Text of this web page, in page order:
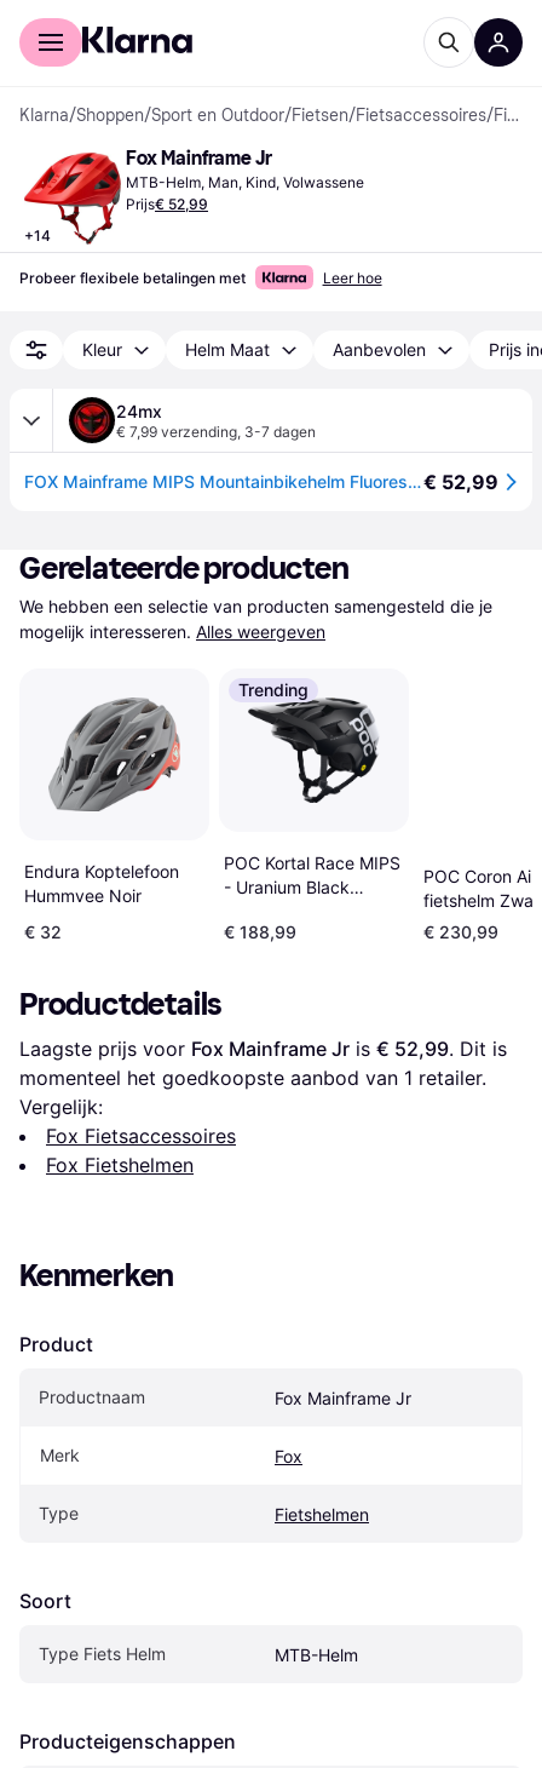
Voor shoppers
Klarna/Shoppen/Sport en Outdoor/Fietsen/Fietsaccessoires/ Fietshelmen
+14
Fox Mainframe Jr
MTB-Helm, Man, Kind, Volwassene
Prijs€ 52,99
Probeer flexibele betalingen met Leer hoe
Kleur Helm Maat Aanbevolen Prijs
24mx
€ 7,99 verzending, 3-7 dagen
FOX Mainframe MIPS Mountainbikehelm Fluorescent RoodL€ 52,99
Gerelateerde producten
We hebben een selectie van producten samengesteld die je
mogelijk interesseren. Alles weergeven
Endura Koptelefoon
Hummvee Noir
€ 32
Trending
POC Kortal Race MIPS
- Uranium Black
€ 188,99
POC Coron Air
fietshelm
54CM
€ 230,99
Productdetails
Laagste prijs voor Fox Mainframe Jr is € 52,99. Dit is
momenteel het goedkoopste aanbod van 1 retailer.
Vergelijk:
Fox Fietsaccessoires
Fox Fietshelmen
Kenmerken
Product
Productnaam Fox Mainframe Jr
Merk Fox
Type Fietshelmen
Soort
Type Fiets Helm MTB-Helm
Producteigenschappen